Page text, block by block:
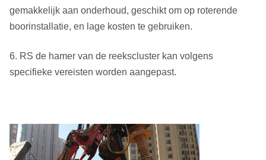
Luchtconsumptie 72 m ³ /min
144 m ³
/min
208 m ³
specifiekere informatie, gelieve met onze marktmanager te
contacteren.
1400
Totale
gemakkelijk aan onderhoud, geschikt om op roterende
boorinstallatie, en lage kosten te gebruiken.
6. RS de hamer van de reekscluster kan volgens
specifieke vereisten worden aangepast.